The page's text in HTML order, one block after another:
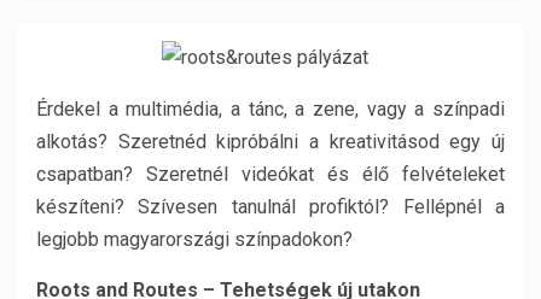
Érdekel a multimédia, a tánc, a zene, vagy a színpadi
alkotás? Szeretnéd kipróbálni a kreativitásod egy új
csapatban? Szeretnél videókat és élő felvételeket
készíteni? Szívesen tanulnál profiktól? Fellépnél a
legjobb magyarországi színpadokon?
Roots and Routes – Tehetségek új utakon